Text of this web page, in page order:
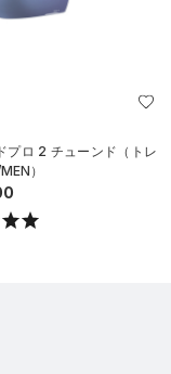
プロ 2 チューンド（トレ
）